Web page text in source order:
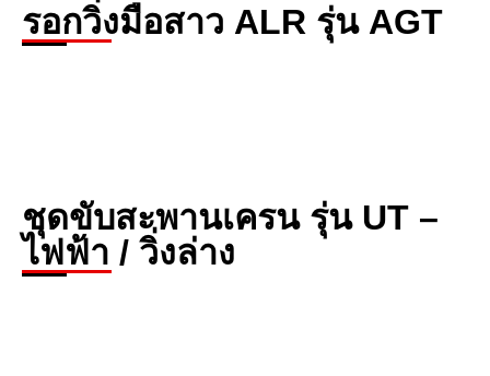
รอกวิ่งมือสาว ALR รุ่น AGT
ชุดขับสะพานเครน รุ่น UT –
ไฟฟ้า / วิ่งล่าง